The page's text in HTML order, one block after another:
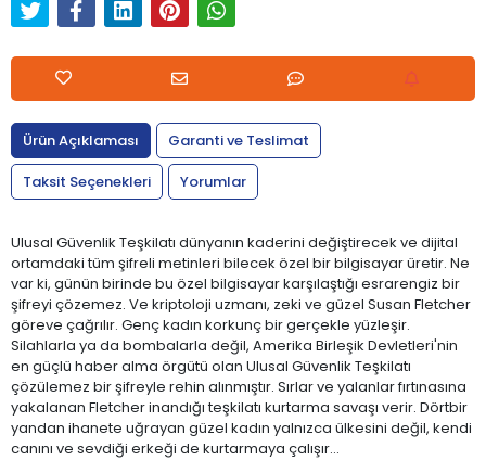
Ürün Açıklaması
Garanti ve Teslimat
Taksit Seçenekleri
Yorumlar
Ulusal Güvenlik Teşkilatı dünyanın kaderini değiştirecek ve dijital
ortamdaki tüm şifreli metinleri bilecek özel bir bilgisayar üretir. Ne
var ki, günün birinde bu özel bilgisayar karşılaştığı esrarengiz bir
şifreyi çözemez. Ve kriptoloji uzmanı, zeki ve güzel Susan Fletcher
göreve çağrılır. Genç kadın korkunç bir gerçekle yüzleşir.
Silahlarla ya da bombalarla değil, Amerika Birleşik Devletleri'nin
en güçlü haber alma örgütü olan Ulusal Güvenlik Teşkilatı
çözülemez bir şifreyle rehin alınmıştır. Sırlar ve yalanlar fırtınasına
yakalanan Fletcher inandığı teşkilatı kurtarma savaşı verir. Dörtbir
yandan ihanete uğrayan güzel kadın yalnızca ülkesini değil, kendi
canını ve sevdiği erkeği de kurtarmaya çalışır...